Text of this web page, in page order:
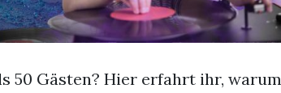
50 Gästen? Hier erfahrt ihr, warum